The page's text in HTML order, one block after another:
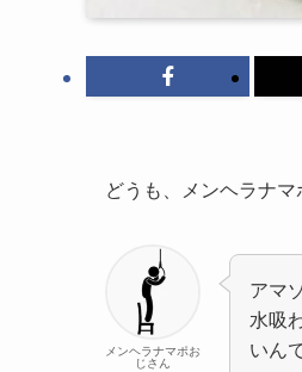
どうも、メンヘラナ
メンヘラナマポお
じさん
アマ
水吸
いん